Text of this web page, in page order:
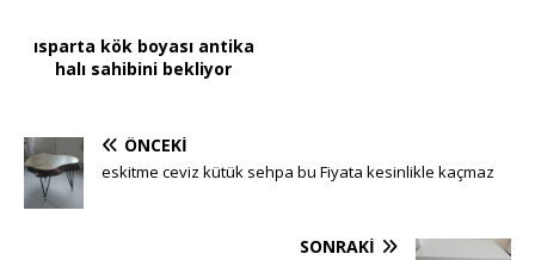
ısparta kök boyası antika
halı sahibini bekliyor
ÖNCEKI
eskitme ceviz kütük sehpa bu Fiyata kesinlikle kaçmaz
SONRAKI